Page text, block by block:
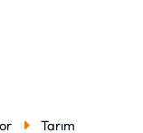
Tarım